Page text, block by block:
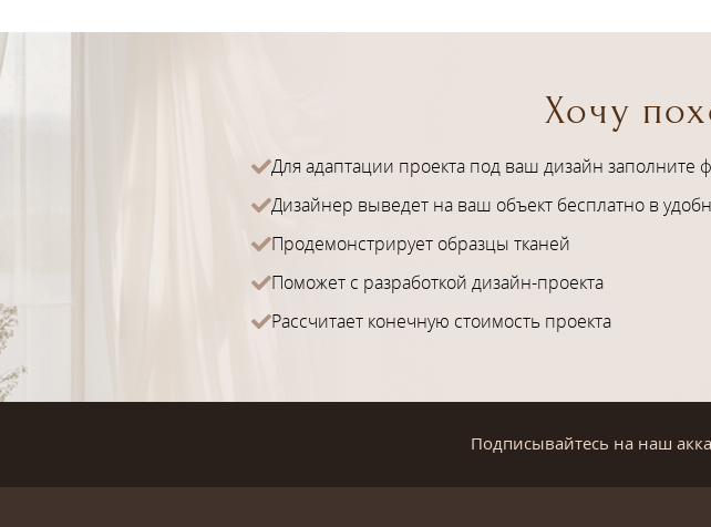
Хочу
Для адаптации проекта под ваш дизайн заполните
Дизайнер выведет на ваш объект бесплатно в
Продемонстрирует образцы тканей
Поможет с разработкой дизайн-проекта
Рассчитает конечную стоимость проекта
Подписывайтесь на наш